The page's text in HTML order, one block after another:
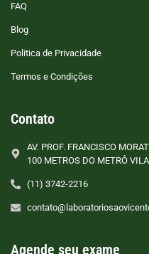
FAQ
Blog
Politica de Privacidade
Termos e Condições
Contato
AV. PROF. FRANCISCO
100 METROS DO METRÔ
(11) 3742-2216
Agende seu exame